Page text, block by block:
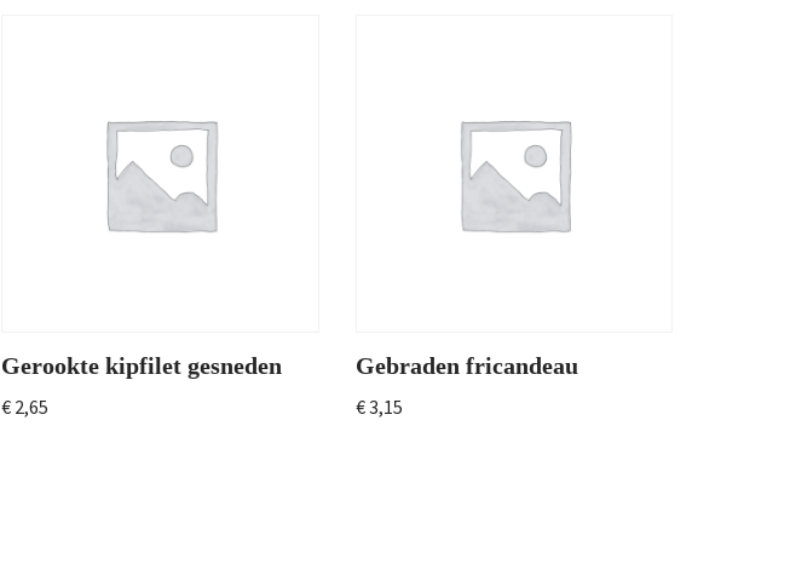
Gerookte kipfilet gesneden
€ 2,65
Gebraden fricandeau
€3,15